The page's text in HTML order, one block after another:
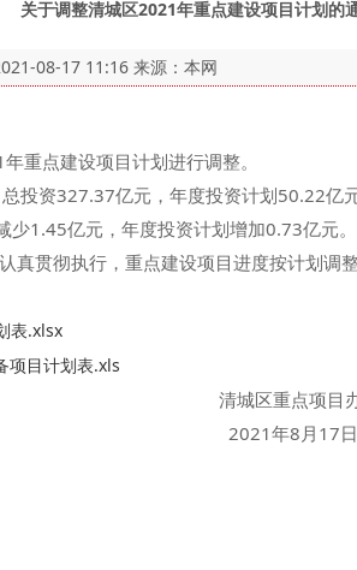
关于调整清城区2021年重点建设项目计划的
08-17 11:16 来源：本网
点建设项目计划进行调整。
资327.37亿元，年度投资计划50.22亿
1.45亿元，年度投资计划增加0.73亿元。
贯彻执行，重点建设项目进度按计划调
表.xlsx
项目计划表.xls
项目
月17日